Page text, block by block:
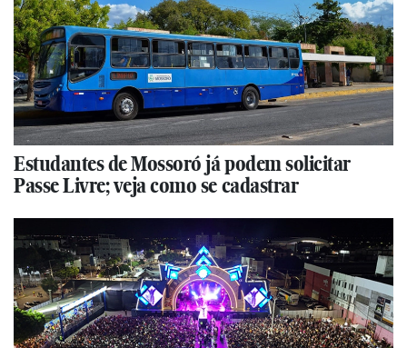
Estudantes de Mossoró já podem solicitar
Passe Livre; veja como se cadastrar